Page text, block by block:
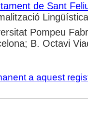
de Sant
Lingüística
Pompeu
B. Octavi
a aquest